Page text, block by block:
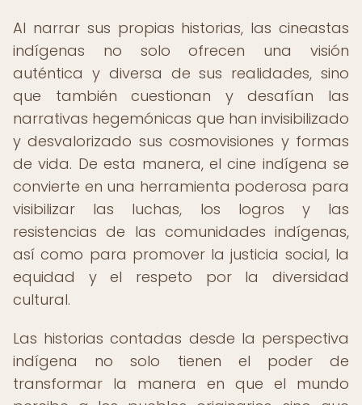
Al narrar sus propias historias, las cineastas
indígenas no solo ofrecen una visión
auténtica y diversa de sus realidades, sino
que también cuestionan y desafían las
narrativas hegemónicas que han invisibilizado
y desvalorizado sus cosmovisiones y formas
de vida. De esta manera, el cine indígena se
convierte en una herramienta poderosa para
visibilizar las luchas, los logros y las
resistencias de las comunidades indígenas,
así como para promover la justicia social, la
equidad y el respeto por la diversidad
cultural.
Las historias contadas desde la perspectiva
indígena no solo tienen el poder de
transformar la manera en que el mundo